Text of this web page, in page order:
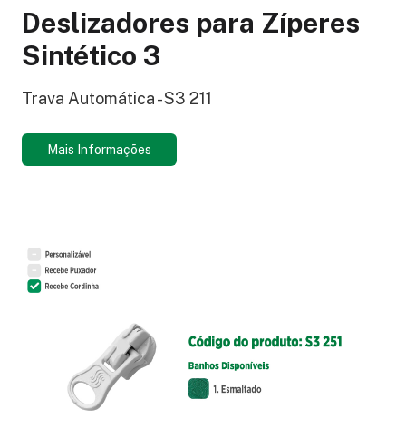
Deslizadores para Zíperes
Sintético 3
Trava Automática - S3 211
Mais Informações